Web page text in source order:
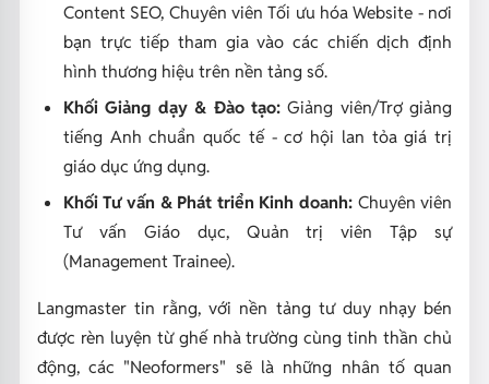
Content SEO, Chuyên viên Tối ưu hóa Website - nơi
bạn trực tiếp tham gia vào các chiến dịch định
hình thương hiệu trên nền tảng số.
Khối Giảng dạy & Đào tạo:Giảng viên/Trợ giảng
tiếng Anh chuẩn quốc tế - cơ hội lan tỏa giá trị
giáo dục ứng dụng.
Khối Tư vấn & Phát triển Kinh doanh:Chuyên viên
Tư vấn Giáo dục, Quản trị viên Tập sự
(Management Trainee).
Langmaster tin rằng, với nền tảng tư duy nhạy bén
được rèn luyện từ ghế nhà trường cùng tinh thần chủ
động, các "Neoformers" sẽ là những nhân tố quan